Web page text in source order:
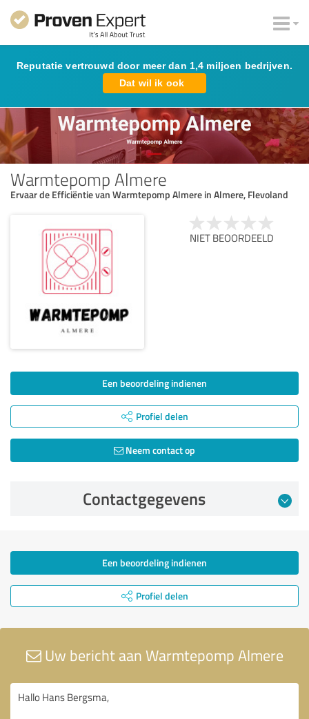
Reputatie vertrouwd door meer dan 1,4 miljoen bedrijven.
Dat wil ik ook
Warmtepomp Almere
Ervaar de Efficiëntie van Warmtepomp Almere in Almere, Flevoland
NIET BEOORDEELD
Een beoordeling indienen
Profiel delen
Neem contact op
Contactgegevens
Een beoordeling indienen
Profiel delen
Uw bericht aan Warmtepomp Almere